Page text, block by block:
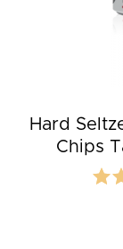
Hard
Chips